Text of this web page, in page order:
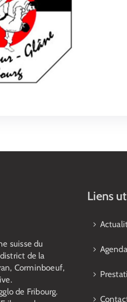
suisse du
de la
Corminboeuf,
de Fribourg.
Liens
Agenda